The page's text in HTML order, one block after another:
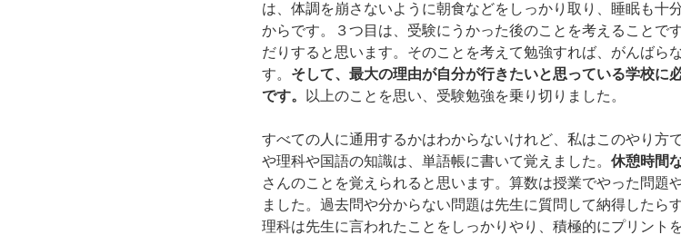
は、体調を崩さないように朝食などをしっかり取り、睡眠も十
からです。３つ目は、受験にうかった後のことを考えることで
だりすると思います。そのことを考えて勉強すれば、がんばら
す。 そして、最大の理由が自分が行きたいと思っている学校に
です。
以上のことを思い、受験勉強を乗り切りました。
すべての人に通用するかはわからないけれど、私はこのやり方
や理科や国語の知識は、単語帳に書いて覚えました。 休憩時間
さんのことを覚えられると思います。算数は授業でやった問題
ました。過去問や分からない問題は先生に質問して納得したら
理科は先生に言われたことをしっかりやり、積極的にプリント